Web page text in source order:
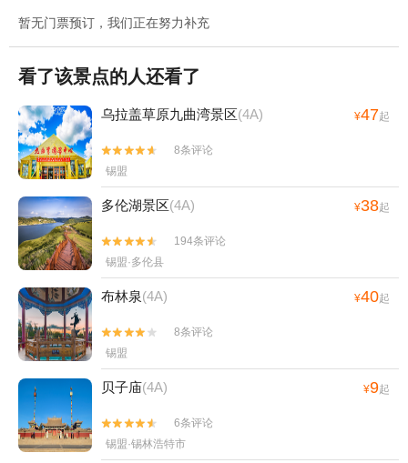
暂无门票预订，我们正在努力补充
看了该景点的人还看了
乌拉盖草原九曲湾景区(4A) ¥47起


8条评论
锡盟
多伦湖景区(4A) ¥38起


194条评论
锡盟·多伦县
布林泉(4A) ¥40起


8条评论
锡盟
贝子庙(4A) ¥9起


6条评论
锡盟·锡林浩特市